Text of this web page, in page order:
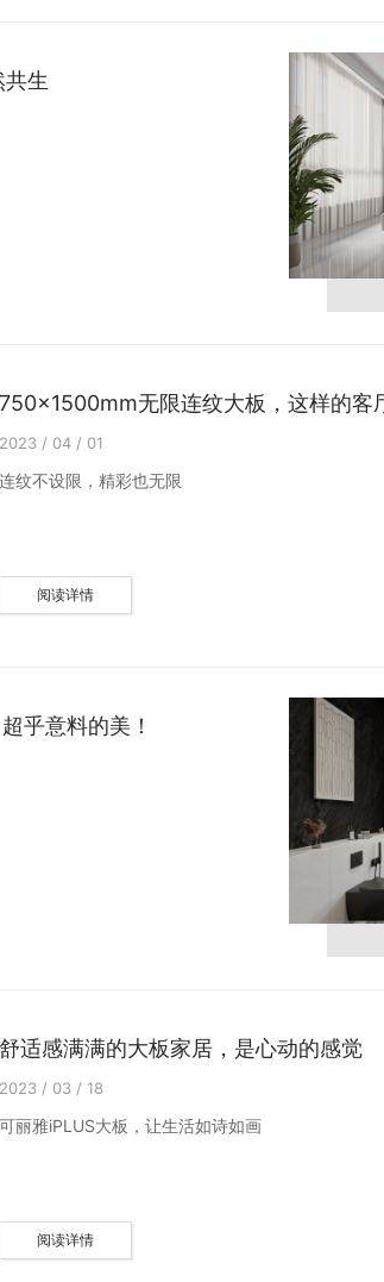
生
750×1500mm无限连纹大板，这样的客
2023 / 04 / 01
连纹不设限，精彩也无限
阅读详情
乎意料的美！
舒适感满满的大板家居，是心动的感觉
2023 / 03 / 18
可丽雅iPLUS大板，让生活如诗如画
阅读详情